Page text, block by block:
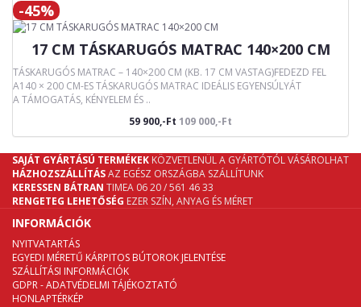
-45%
17 CM TÁSKARUGÓS MATRAC 140×200 CM
TÁSKARUGÓS MATRAC – 140×200 CM (KB. 17 CM VASTAG)FEDEZD FEL
A140 × 200 CM-ES TÁSKARUGÓS MATRAC IDEÁLIS EGYENSÚLYÁT
A TÁMOGATÁS, KÉNYELEM ÉS ..
59 900,-Ft 109 000,-Ft
SAJÁT GYÁRTÁSÚ TERMÉKEK KÖZVETLENÜL A GYÁRTÓTÓL VÁSÁROLHAT
HÁZHOZSZÁLLÍTÁSAZ EGÉSZ ORSZÁGBA SZÁLLÍTUNK
KERESSEN BÁTRAN TIMEA 06 20 / 561 46 33
RENGETEG LEHETŐSÉG EZER SZÍN, ANYAG ÉS MÉRET
INFORMÁCIÓK
NYITVATARTÁS
EGYEDI MÉRETŰ KÁRPITOS BÚTOROK JELENTÉSE
SZÁLLÍTÁSI INFORMÁCIÓK
GDPR - ADATVÉDELMI TÁJÉKOZTATÓ
HONLAPTÉRKÉP